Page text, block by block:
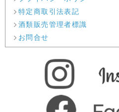
特定商取引法表記
酒類販売管理者標識
お問合せ